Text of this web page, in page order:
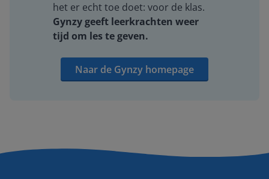
het er echt toe doet: voor de klas.
Gynzy geeft leerkrachten weer
tijd om les te geven.
Naar de Gynzy homepage